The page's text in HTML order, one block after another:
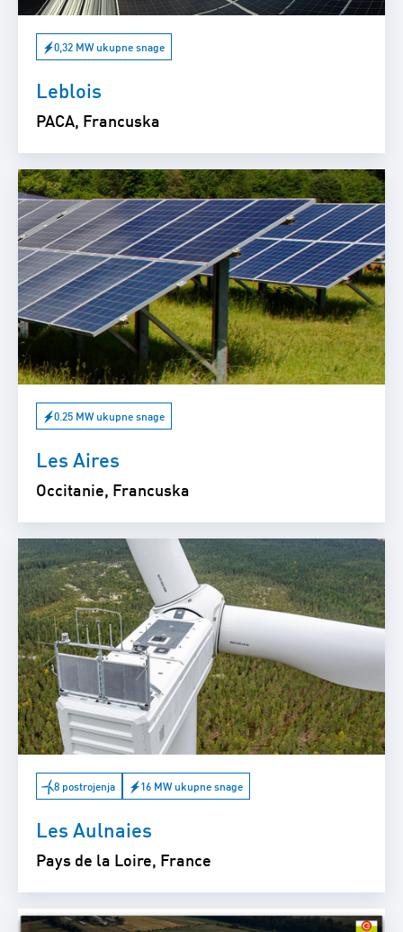
0,32 MW ukupne snage
Leblois
PACA, Francuska
0.25 MW ukupne snage
Les Aires
Occitanie, Francuska
8 postrojenja 16 MW ukupne snage
Les Aulnaies
Pays de la Loire, France